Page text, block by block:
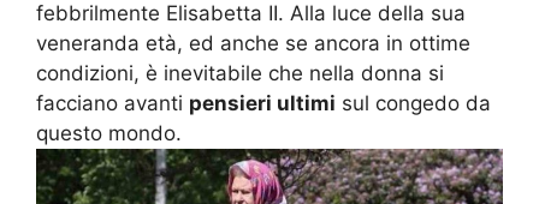
febbrilmente Elisabetta II. Alla luce della sua
veneranda età, ed anche se ancora in ottime
condizioni, è inevitabile che nella donna si
facciano avanti pensieri ultimi sul congedo da
questo mondo.